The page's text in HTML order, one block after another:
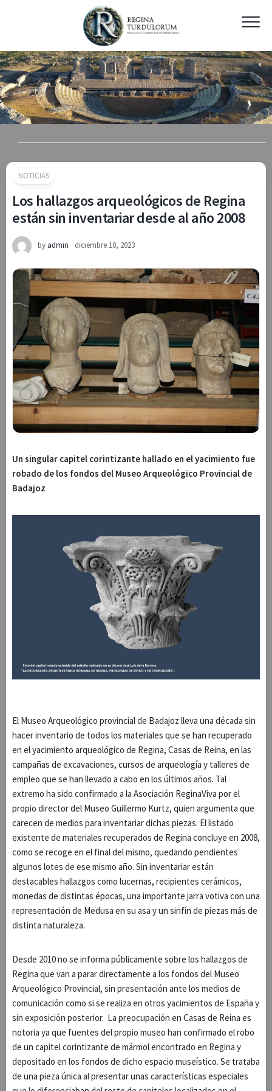
NOTICIAS
Los hallazgos arqueológicos de Regina
están sin inventariar desde al año 2008
by admin diciembre 10, 2023
Un singular capitel corintizante hallado en el yacimiento fue
robado de los fondos del Museo Arqueológico Provincial de
Badajoz
El Museo Arqueológico provincial de Badajoz lleva una década sin
hacer inventario de todos los materiales que se han recuperado
en el yacimiento arqueológico de Regina, Casas de Reina, en las
campañas de excavaciones, cursos de arqueología y talleres de
empleo que se han llevado a cabo en los últimos años. Tal
extremo ha sido confirmado a la Asociación ReginaViva por el
propio director del Museo Guillermo Kurtz, quien argumenta que
carecen de medios para inventariar dichas piezas. El listado
existente de materiales recuperados de Regina concluye en 2008,
como se recoge en el final del mismo, quedando pendientes
algunos lotes de ese mismo año. Sin inventariar están
destacables hallazgos como lucernas, recipientes cerámicos,
monedas de distintas épocas, una importante jarra votiva con una
representación de Medusa en su asa y un sinfín de piezas más de
distinta naturaleza.
Desde 2010 no se informa públicamente sobre los hallazgos de
Regina que van a parar directamente a los fondos del Museo
Arqueológico Provincial, sin presentación ante los medios de
comunicación como si se realiza en otros yacimientos de España y
sin exposición posterior. La preocupación en Casas de Reina es
notoria ya que fuentes del propio museo han confirmado el robo
de un capitel corintizante de mármol encontrado en Regina y
depositado en los fondos de dicho espacio museístico. Se trataba
de una pieza única al presentar unas características especiales